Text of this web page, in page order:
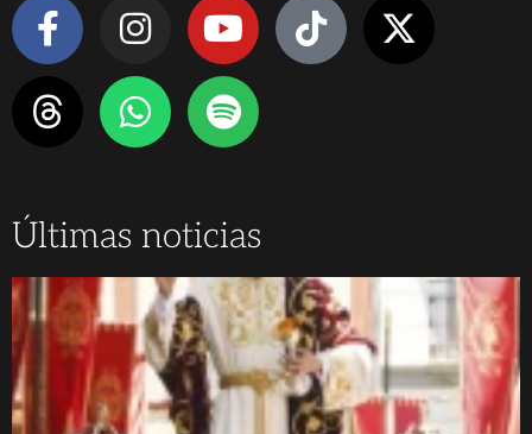
Últimas noticias